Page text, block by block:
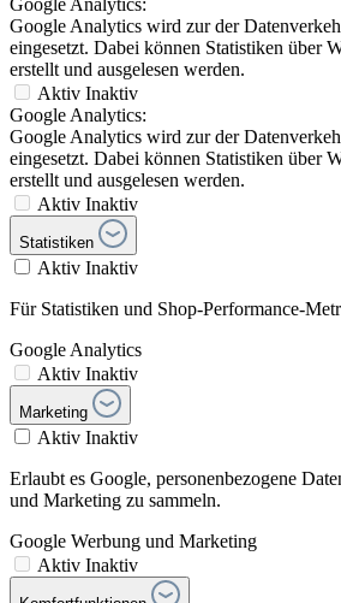
Google Analytics:
Google Analytics wird zur der
eingesetzt. Dabei können Statistiken über
erstellt und ausgelesen werden.
Aktiv Inaktiv
Google Analytics:
Google Analytics wird zur der
eingesetzt. Dabei können Statistiken über
erstellt und ausgelesen werden.
Aktiv Inaktiv
Statistiken
Aktiv Inaktiv
Für Statistiken und Shop-Performance-
Google Analytics
Aktiv Inaktiv
Marketing
Aktiv Inaktiv
Erlaubt es Google, personenbezogene
und Marketing zu sammeln.
Google Werbung und Marketing
Aktiv Inaktiv